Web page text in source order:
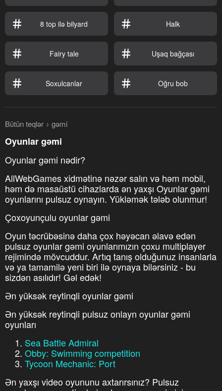
8 top ilə bilyard Halk
Fairy tale Uşaq bağçası
Soxulcanlar Oğru bob
Bütün teqlər gəmi
Oyunlar gəmi
Oyunlar gəmi nədir?
AllWebGames xidmətinə nəzər salın və həm mobil,
həm də masaüstü cihazlarda ən yaxşı Oyunlar gəmi
oyunlarını pulsuz oynayın. Yükləmək tələb olunmur!
Çoxoyunçulu oyunlar gəmi
Oyun təcrübəsinə daha çox həyəcan əlavə edən
pulsuz oyunlar gəmi oyunlarımızın çoxu multiplayer
rejimində mövcuddur. Artıq tanış olduğunuz insanlarla
və ya tamamilə yeni biri ilə oynaya bilərsiniz - bu
sizdən asılıdır! Gəl edək!
Ən yüksək reytinqli oyunlar gəmi
Ən yüksək reytinqli pulsuz onlayn oyunlar gəmi
oyunları
Sea Battle Admiral
Obby: Swimming competition
Tycoon Mechanic: Port
Ən yaxşı video oyununu axtarırsınız? Pulsuz